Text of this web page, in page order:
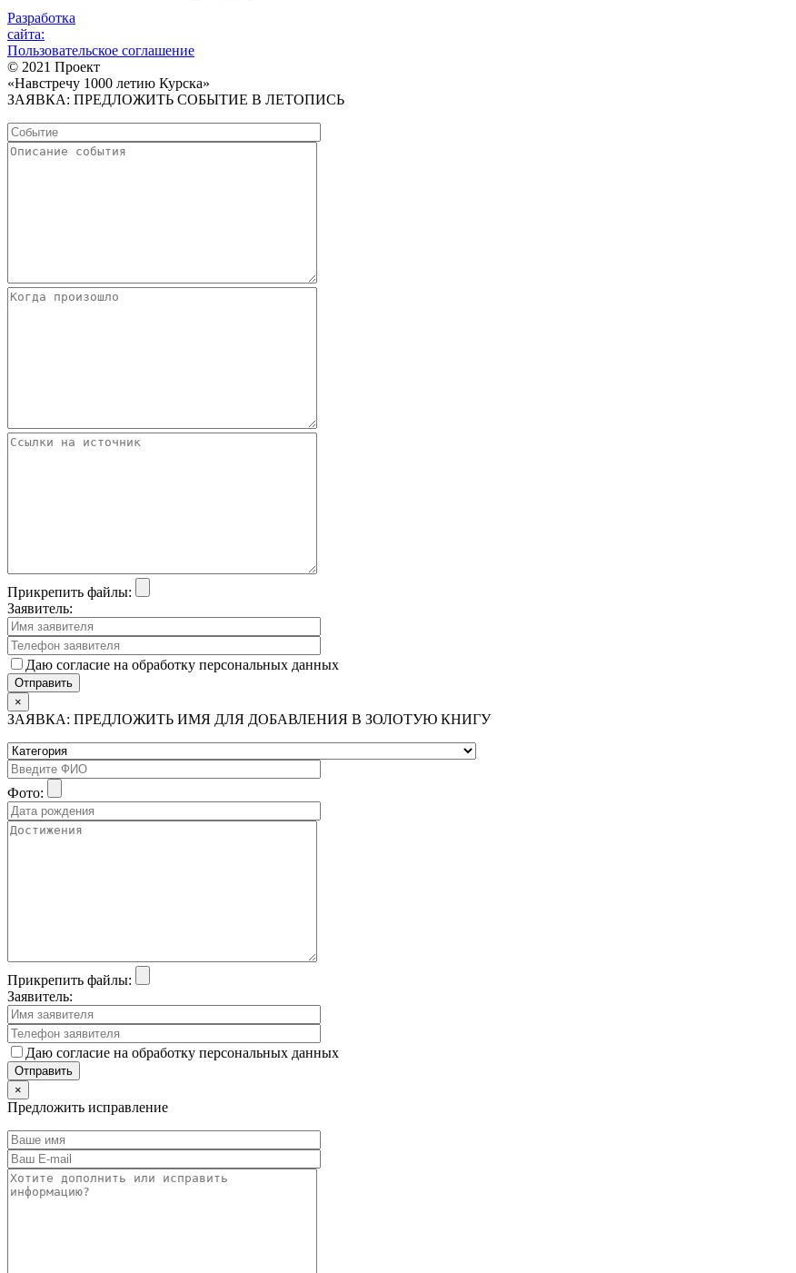
Разработка
сайта:
Пользовательское соглашение
© 2021 Проект
«Навстречу 1000 летию Курска»
ЗАЯВКА: ПРЕДЛОЖИТЬ СОБЫТИЕ В ЛЕТОПИСЬ
Прикрепить файлы:
Заявитель:
Даю согласие на обработку персональных данных
×
ЗАЯВКА: ПРЕДЛОЖИТЬ ИМЯ ДЛЯ ДОБАВЛЕНИЯ В ЗОЛОТУЮ КНИГУ
Фото:
Прикрепить файлы:
Заявитель:
Даю согласие на обработку персональных данных
×
Предложить исправление